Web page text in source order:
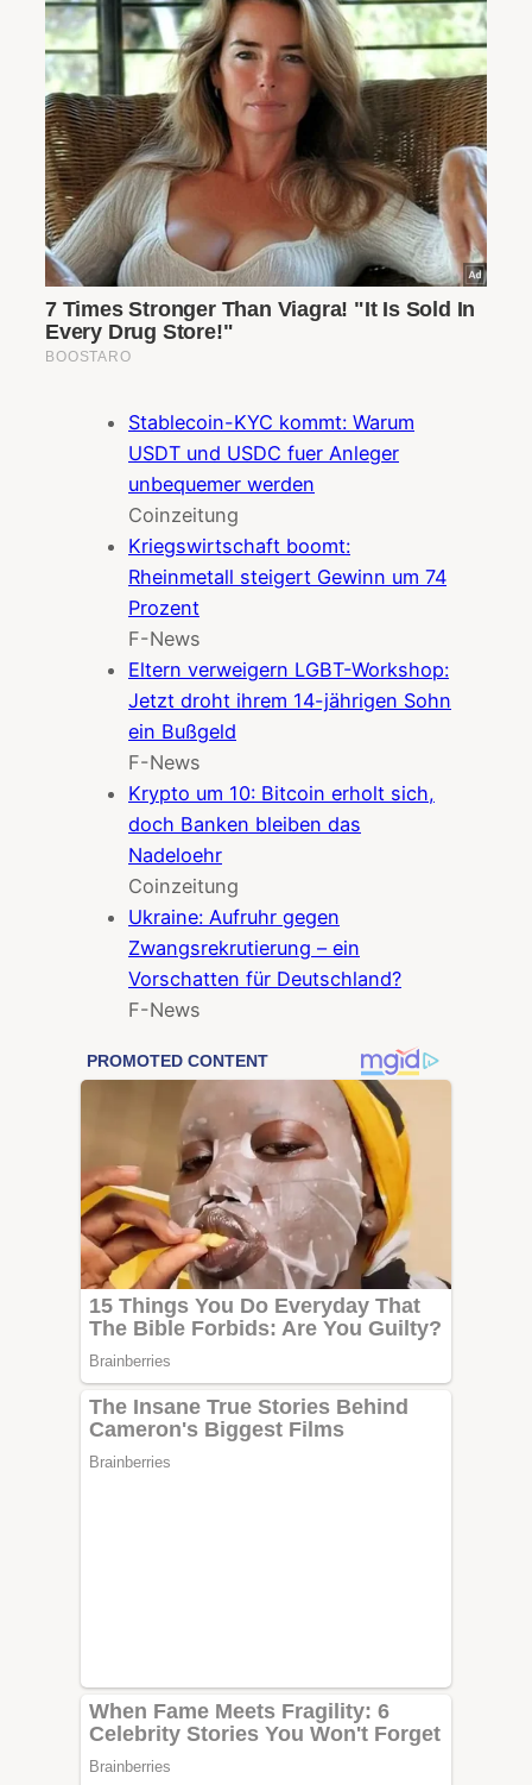
Stablecoin-KYC kommt: Warum
USDT und USDC fuer Anleger
unbequemer werden
Coinzeitung
Kriegswirtschaft boomt:
Rheinmetall steigert Gewinn um 74
Prozent
F-News
Eltern verweigern LGBT-Workshop:
Jetzt droht ihrem 14-jährigen Sohn
ein Bußgeld
F-News
Krypto um 10: Bitcoin erholt sich,
doch Banken bleiben das
Nadeloehr
Coinzeitung
Ukraine: Aufruhr gegen
Zwangsrekrutierung – ein
Vorschatten für Deutschland?
F-News